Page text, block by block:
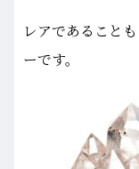
レアであること
ーです。